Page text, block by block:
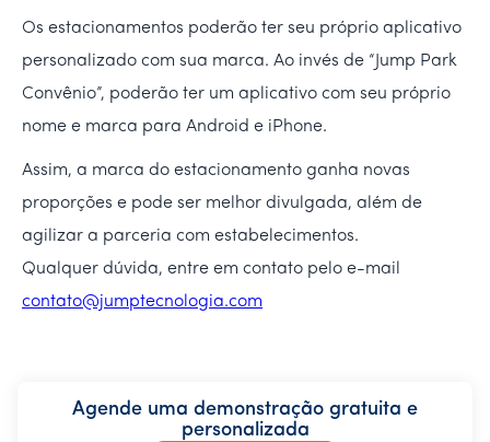
Os estacionamentos poderão ter seu próprio aplicativo
personalizado com sua marca. Ao invés de “Jump Park
Convênio”, poderão ter um aplicativo com seu próprio
nome e marca para Android e iPhone.
Assim, a marca do estacionamento ganha novas
proporções e pode ser melhor divulgada, além de
agilizar a parceria com estabelecimentos.
Qualquer dúvida, entre em contato pelo e-mail
contato@jumptecnologia.com
Agende uma demonstração gratuita e
personalizada